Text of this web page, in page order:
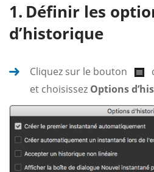
Définir les
d’historique
Cliquez sur le bouton
et choisissez Options